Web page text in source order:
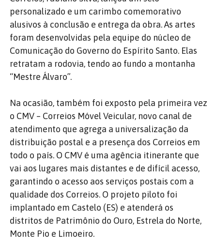
personalizado e um carimbo comemorativo
alusivos à conclusão e entrega da obra. As artes
foram desenvolvidas pela equipe do núcleo de
Comunicação do Governo do Espírito Santo. Elas
retratam a rodovia, tendo ao fundo a montanha
“Mestre Álvaro”.
Na ocasião, também foi exposto pela primeira vez
o CMV – Correios Móvel Veicular, novo canal de
atendimento que agrega a universalização da
distribuição postal e a presença dos Correios em
todo o país. O CMV é uma agência itinerante que
vai aos lugares mais distantes e de difícil acesso,
garantindo o acesso aos serviços postais com a
qualidade dos Correios. O projeto piloto foi
implantado em Castelo (ES) e atenderá os
distritos de Patrimônio do Ouro, Estrela do Norte,
Monte Pio e Limoeiro.